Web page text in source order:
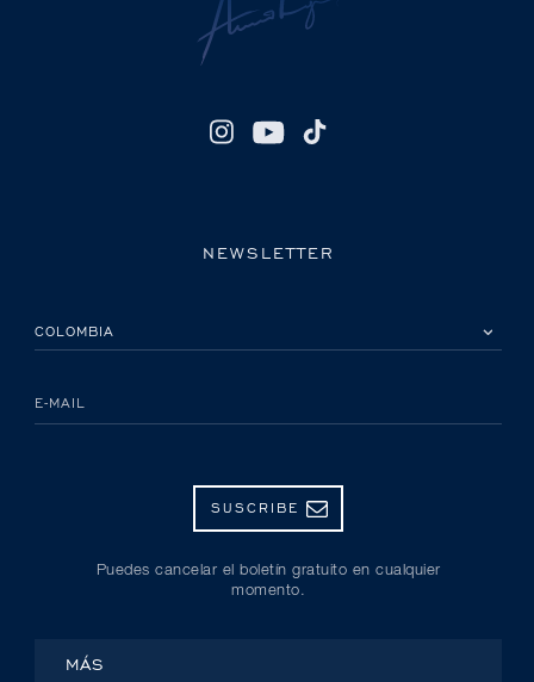
NEWSLETTER
E-MAIL
SUSCRIBE
Puedes cancelar el boletín gratuito en cualquier
momento.
MÁS